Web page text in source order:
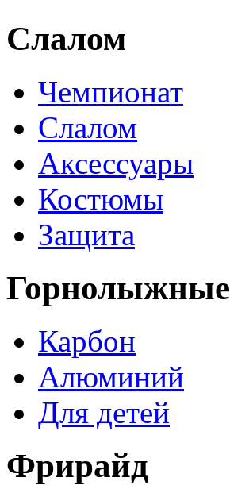
Слалом
Чемпионат
Слалом
Аксессуары
Костюмы
Защита
Горнолыжные
Карбон
Алюминий
Для детей
Фрирайд